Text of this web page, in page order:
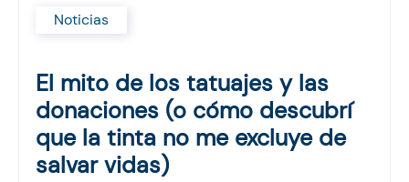
Noticias
El mito de los tatuajes y las
donaciones (o cómo descubrí
que la tinta no me excluye de
salvar vidas)